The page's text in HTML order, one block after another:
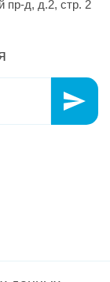
пр-д, д.2, стр. 2